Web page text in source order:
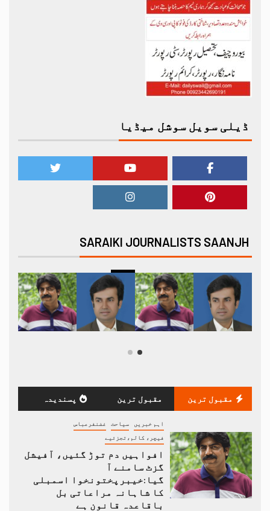
ڈیلی سویل سوشل میڈیا
SARAIKI JOURNALISTS SAANJH
مقبول ترین مقبول ترین پسندیدہ
اہم خبریں سیاحت غضنفرعباس
فیچر، کالم،تجزئیے
افواہیں دم توڑ گئیں، آفیشل
گزٹ سامنے آ
گیا:خیبرپختونخوا اسمبلی
کا شاہانہ مراعاتی بل
باقاعدہ قانون ہے